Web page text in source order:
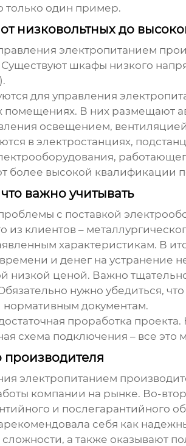
только один пример.
низковольтных до
электропитанием
шкафы низкого
для управления
помещениях. В них размещают
освещением,
в электростанциях,
более высокой квалификации
важно учитывать
с поставкой
из клиентов –
характеристикам. В
и денег на устранение
низкой ценой. Важно
нужно убедиться,
нормативным документам.
проработка
схема подключения – все это
электропитанием
компании на рынке. Во-
и
себя как
а также оказывают